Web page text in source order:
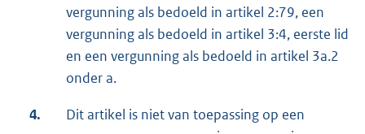
vergunning als bedoeld in artikel 2:79, een
vergunning als bedoeld in artikel 3:4, eerste lid
en een vergunning als bedoeld in artikel 3a.2
onder a.
4.
Dit artikel is niet van toepassing op een